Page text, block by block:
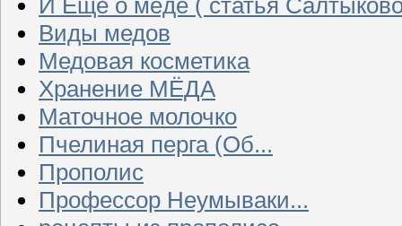
Виды медов
Медовая косметика
Хранение МЁДА
Маточное молочко
Пчелиная перга (Об...
Прополис
Профессор Неумываки...